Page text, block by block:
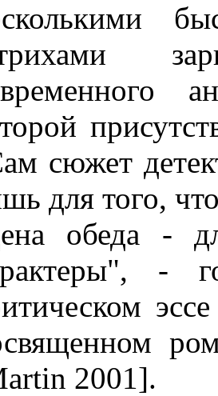
сюжет
для того,
обеда -
-
2001].